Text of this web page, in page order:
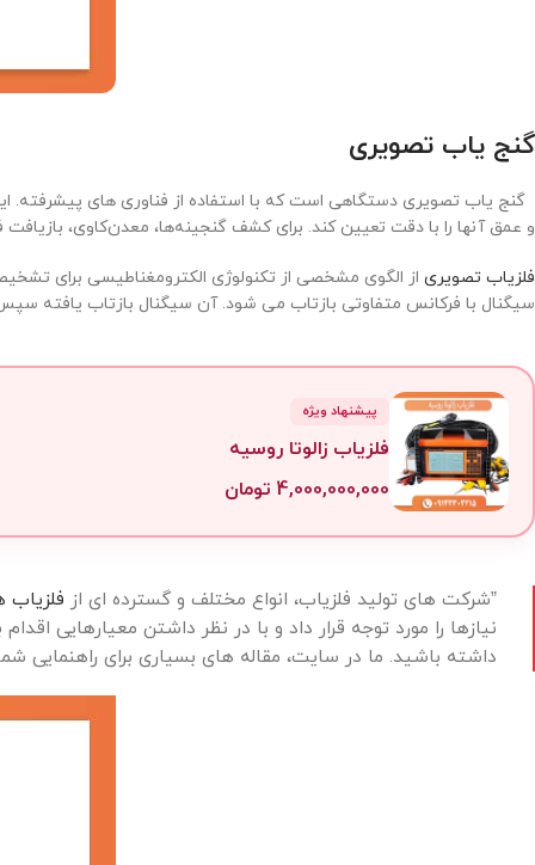
گنج یاب تصویری
گنج یاب تصویری دستگاهی است که با استفاده از فناوری های پیشرفته.
و عمق آنها را با دقت تعیین کند. برای کشف گنجینه‌ها، معدن‌کاوی،
فلزیاب تصویری از الگوی مشخصی از تکنولوژی الکترومغناطیسی برای
سیگنال با فرکانس متفاوتی بازتاب می شود. آن سیگنال بازتاب یافته
پیشنهاد ویژه
فلزیاب زالوتا روسیه
4,000,000,000 تومان
”شرکت های تولید فلزیاب، انواع مختلف و گسترده ای از فلزیاب
نیازها را مورد توجه قرار داد و با در نظر داشتن معیارهایی
داشته باشید. ما در سایت، مقاله های بسیاری برای راهنمایی